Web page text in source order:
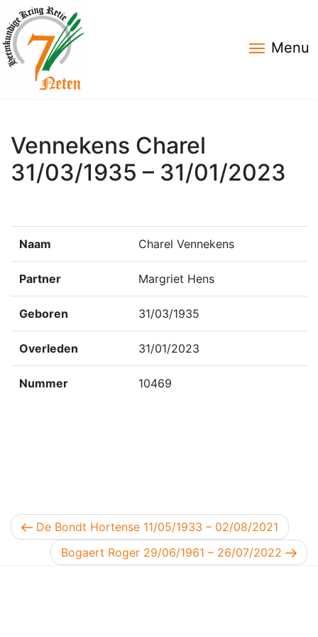
Menu
Vennekens Charel
31/03/1935 – 31/01/2023
Naam Charel Vennekens
Partner Margriet Hens
Geboren 31/03/1935
Overleden 31/01/2023
Nummer 10469
Berichtnavigatie
Vorig bericht
De Bondt Hortense 11/05/1933 – 02/08/2021
Volgend bericht
Bogaert Roger 29/06/1961 – 26/07/2022